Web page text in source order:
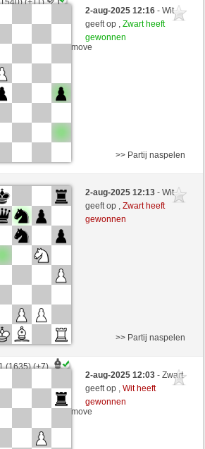
(+11)
side + 8 seconds/move
2-aug-2025 12:16- Wit
geeft op ,Zwart heeft
gewonnen
(-15)
(+15)
side + 8 seconds/move
>> Partij naspelen
2-aug-2025 12:13- Wit
geeft op ,Zwart heeft
gewonnen
(1635) (+7)
(-7)
side + 5 seconds/move
>> Partij naspelen
2-aug-2025 12:03- Zwart
geeft op ,Wit heeft
gewonnen